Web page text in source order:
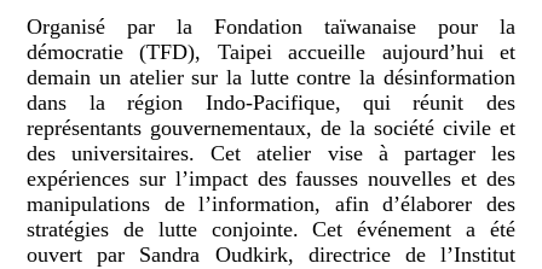
Organisé par la Fondation taïwanaise pour la
démocratie (TFD), Taipei accueille aujourd’hui et
demain un atelier sur la lutte contre la désinformation
dans la région Indo-Pacifique, qui réunit des
représentants gouvernementaux, de la société civile et
des universitaires. Cet atelier vise à partager les
expériences sur l’impact des fausses nouvelles et des
manipulations de l’information, afin d’élaborer des
stratégies de lutte conjointe. Cet événement a été
ouvert par Sandra Oudkirk, directrice de l’Institut